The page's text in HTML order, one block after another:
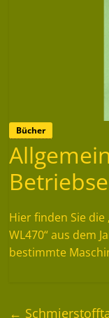
Bücher
Hier finden Sie
WL470“ aus dem
bestimmte
←